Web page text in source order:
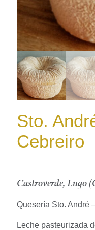
Sto.
Cebreiro
Castroverde, Lugo
Quesería Sto. André
Leche pasteurizada